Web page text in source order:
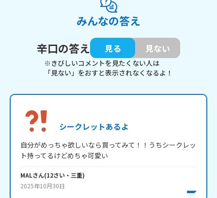
みんなの答え
辛口の答え
見る 見ない
※きびしいコメントを見たくない人は
「見ない」をおすと表示されなくなるよ！
シークレットあるよ
自分がめっちゃ欲しいなら買ってみて！！うちシークレッ
ト持ってるけどめちゃ可愛い
MALさん(12さい・ 三重)
2025年10月30日